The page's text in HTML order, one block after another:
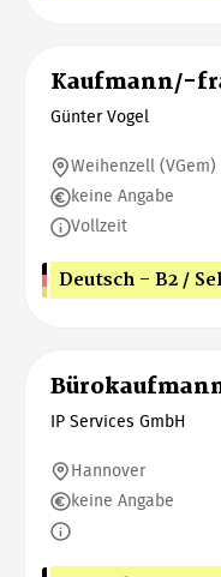
Kaufmann/-
Günter Vogel
Weihenzell (VGem)
keine Angabe
Vollzeit
Deutsch - B2 /
IP Services GmbH
Hannover
keine Angabe